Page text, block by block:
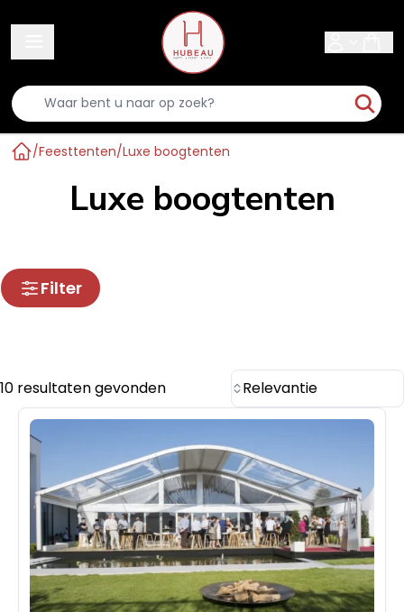
/Feesttenten/Luxe boogtenten
Luxe boogtenten
Filter
10 resultaten gevonden Relevantie